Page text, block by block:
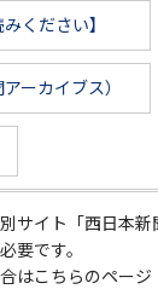
ください】
ーカイブス）
サイト「西日本
要です。
はこちらのページ